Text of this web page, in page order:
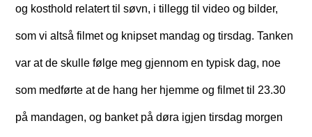
og kosthold relatert til søvn, i tillegg til video og bilder,
som vi altså filmet og knipset mandag og tirsdag. Tanken
var at de skulle følge meg gjennom en typisk dag, noe
som medførte at de hang her hjemme og filmet til 23.30
på mandagen, og banket på døra igjen tirsdag morgen